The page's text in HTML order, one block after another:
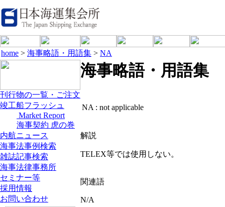
home > 海事略語・用語集 > NA
刊行物の一覧・ご注文
竣工船フラッシュ
Market Report
海事契約 虎の巻
内航ニュース
海事法事例検索
雑誌記事検索
海事法律事務所
セミナー等
採用情報
お問い合わせ
海事略語・用語集
NA : not applicable
解説
TELEX等では使用しない。
関連語
N/A